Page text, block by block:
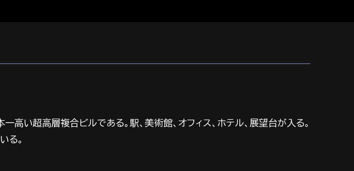
い超高層複合ビルである。駅、美術館、オフィス、ホテル、展望台が入る。
る。